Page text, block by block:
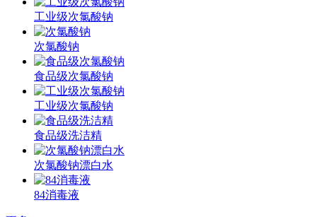
工业级次氯酸钠
次氯酸钠
食品级次氯酸钠
工业级次氯酸钠
食品级洗洁精
次氯酸钠漂白水
84消毒液